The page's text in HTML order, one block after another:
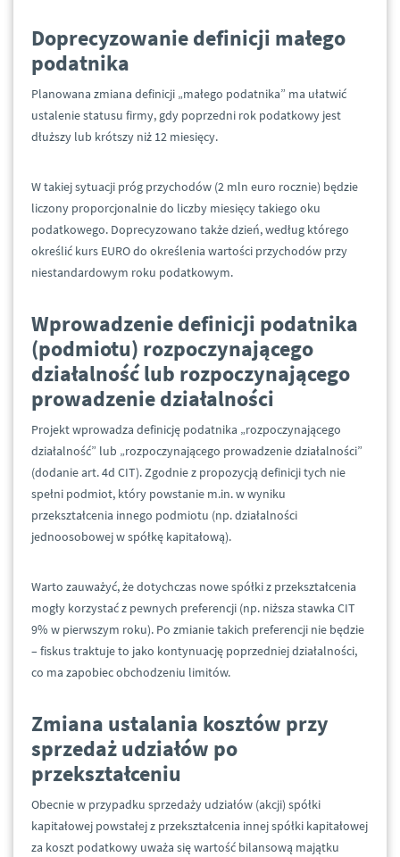
Doprecyzowanie definicji małego
podatnika
Planowana zmiana definicji „małego podatnika” ma ułatwić
ustalenie statusu firmy, gdy poprzedni rok podatkowy jest
dłuższy lub krótszy niż 12 miesięcy.
W takiej sytuacji próg przychodów (2 mln euro rocznie) będzie
liczony proporcjonalnie do liczby miesięcy takiego oku
podatkowego. Doprecyzowano także dzień, według którego
określić kurs EURO do określenia wartości przychodów przy
niestandardowym roku podatkowym.
Wprowadzenie definicji podatnika
(podmiotu) rozpoczynającego
działalność lub rozpoczynającego
prowadzenie działalności
Projekt wprowadza definicję podatnika „rozpoczynającego
działalność” lub „rozpoczynającego prowadzenie działalności”
(dodanie art. 4d CIT). Zgodnie z propozycją definicji tych nie
spełni podmiot, który powstanie m.in. w wyniku
przekształcenia innego podmiotu (np. działalności
jednoosobowej w spółkę kapitałową).
Warto zauważyć, że dotychczas nowe spółki z przekształcenia
mogły korzystać z pewnych preferencji (np. niższa stawka CIT
9% w pierwszym roku). Po zmianie takich preferencji nie będzie
– fiskus traktuje to jako kontynuację poprzedniej działalności,
co ma zapobiec obchodzeniu limitów.
Zmiana ustalania kosztów przy
sprzedaż udziałów po
przekształceniu
Obecnie w przypadku sprzedaży udziałów (akcji) spółki
kapitałowej powstałej z przekształcenia innej spółki kapitałowej
za koszt podatkowy uważa się wartość bilansową majątku